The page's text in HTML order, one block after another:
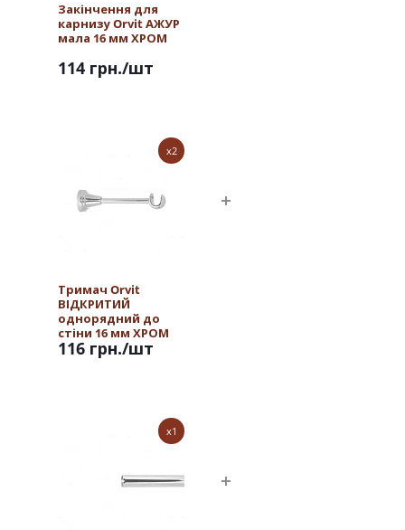
Закінчення для
карнизу Orvit АЖУР
мала 16 мм ХРОМ
114 грн./шт
x2
Тримач Orvit
ВІДКРИТИЙ
однорядний до
стіни 16 мм ХРОМ
116 грн./шт
x1